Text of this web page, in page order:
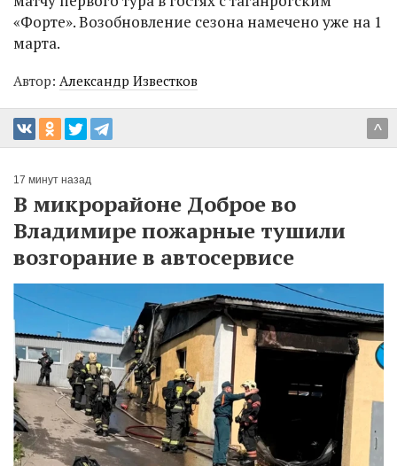
«Форте». Возобновление сезона намечено уже на 1
марта.
Автор: Александр Известков
^
17 минут назад
В микрорайоне Доброе во
Владимире пожарные тушили
возгорание в автосервисе